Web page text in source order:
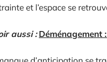
et l’espace se
aussi : Déménagement